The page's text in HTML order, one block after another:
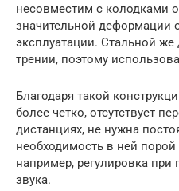
несовместим с колодками
значительной деформации
эксплуатации. Стальной
трении, поэтому
Благодаря такой
более четко, отсутствует
дистанциях, не нужна
необходимость в ней порой
например, регулировка при
звука.